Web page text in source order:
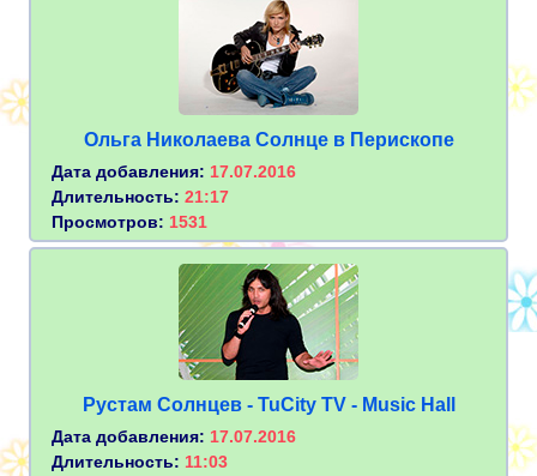
Ольга Николаева Солнце в Перископе
Дата добавления: 17.07.2016
Длительность: 21:17
Просмотров: 1531
Рустам Солнцев - TuCity TV - Music Hall
Дата добавления: 17.07.2016
Длительность: 11:03